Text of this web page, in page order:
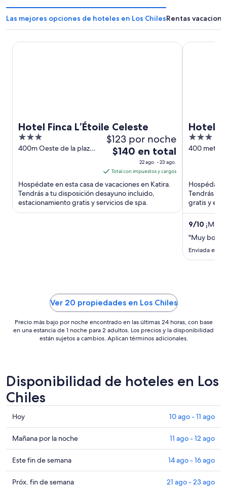
Las mejores opciones de hoteles en Los ChilesRentas
Hotel Finca L’Étoile Celeste
3
out
400m Oeste de la plaza
$123 por noche
El
es
de
$140
en
total
ago
$140 en total
22 ago. - 23 ago.
Total con impuestos y cargos
Hospédate en esta casa de vacaciones en Katira.
Tendrás a tu disposición desayuno incluido,
estacionamiento gratis y servicios de spa.
Hotel Finca L’Étoile Celeste
Hotel
3
out
400
Hospédate
Tendrás a
gratis y
de
9/10
"Muy
Enviada el
Hotel
Ver 20 propiedades en Los Chiles
Precio más bajo por noche encontrado en las últimas 24 horas, con base
en una estancia de 1 noche para 2 adultos. Los precios y la disponibilidad
están sujetos a cambios. Aplican términos adicionales.
Disponibilidad de hoteles en Los
Chiles
Consultar
precios
en
Los
Chiles
para
hoy,
Hoy 10 ago - 11 ago
Consultar
precios
en
Los
Chiles
Mañana por la noche 11 ago - 12 ago
Consultar
precios
en
Este fin de semana 14 ago - 16 ago
Consultar
Próx. fin de semana 21 ago - 23 ago